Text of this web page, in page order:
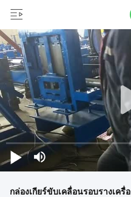
กล่องเกียร์ขับเคลื่อนรอบรางเครื่